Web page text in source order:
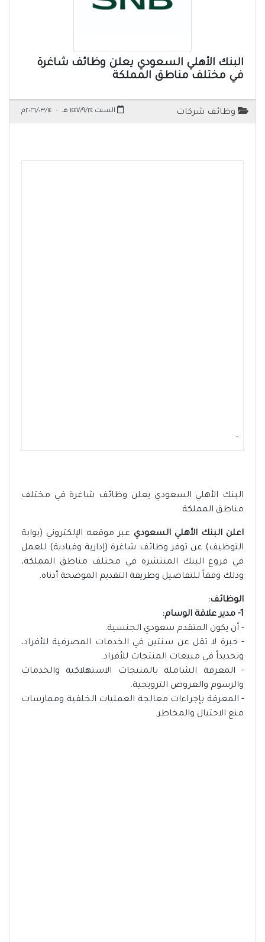
البنك الأهلي السعودي يعلن وظائف شاغرة
في مختلف مناطق المملكة
وظائف شركات السبت ١٤٤٧/٩/٢٤ هـ - ٢٠٢٦/٠٣/١٤م
-
البنك الأهلي السعودي يعلن وظائف شاغرة في مختلف
مناطق المملكة
اعلن البنك الأهلي السعودي عبر موقعه الإلكتروني (بوابة
التوظيف) عن توفر وظائف شاغرة (إدارية وقيادية) للعمل
في فروع البنك المنتشرة في مختلف مناطق المملكة،
وذلك وفقاً للتفاصيل وطريقة التقديم الموضحة أدناه.
الوظائف:
1- مدير علاقة الوسام:
- أن يكون المتقدم سعودي الجنسية.
- خبرة لا تقل عن سنتين في الخدمات المصرفية للأفراد،
وتحديداً في مبيعات المنتجات للأفراد.
- المعرفة الشاملة بالمنتجات الاستهلاكية والخدمات
والرسوم والعروض الترويجية.
- المعرفة بإجراءات معالجة العمليات الخلفية وممارسات
منع الاحتيال والمخاطر.